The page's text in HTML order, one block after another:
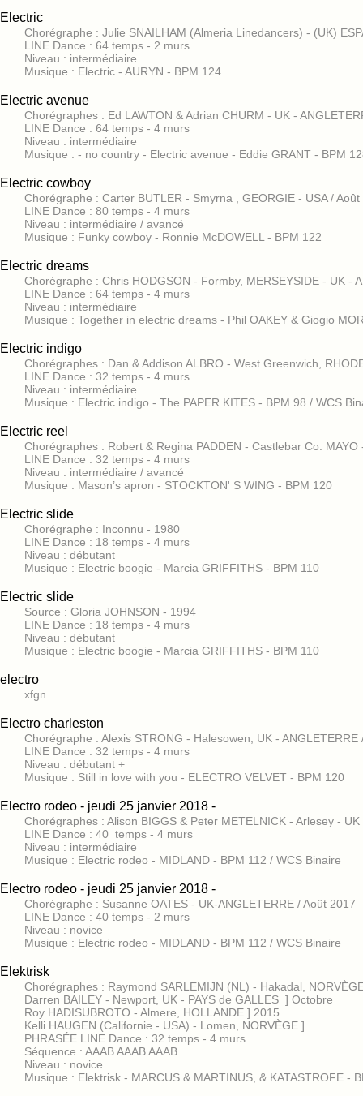
Electric
Chorégraphe : Julie SNAILHAM (Almeria Linedancers) - (UK)
LINE Dance : 64 temps - 2 murs
Niveau : intermédiaire
Musique : Electric - AURYN - BPM 124
Electric avenue
Chorégraphes : Ed LAWTON & Adrian CHURM - UK -
LINE Dance : 64 temps - 4 murs
Niveau : intermédiaire
Musique : - no country - Electric avenue - Eddie GRANT - BPM
Electric cowboy
Chorégraphe : Carter BUTLER - Smyrna , GEORGIE - USA / Août
LINE Dance : 80 temps - 4 murs
Niveau : intermédiaire / avancé
Musique : Funky cowboy - Ronnie McDOWELL - BPM 122
Electric dreams
Chorégraphe : Chris HODGSON - Formby, MERSEYSIDE - UK -
LINE Dance : 64 temps - 4 murs
Niveau : intermédiaire
Musique : Together in electric dreams - Phil OAKEY & Giogio
Electric indigo
Chorégraphes : Dan & Addison ALBRO - West Greenwich,
LINE Dance : 32 temps - 4 murs
Niveau : intermédiaire
Musique : Electric indigo - The PAPER KITES - BPM 98 / WCS
Electric reel
Chorégraphes : Robert & Regina PADDEN - Castlebar Co.
LINE Dance : 32 temps - 4 murs
Niveau : intermédiaire / avancé
Musique : Mason’s apron - STOCKTON' S WING - BPM 120
Electric slide
Chorégraphe : Inconnu - 1980
LINE Dance : 18 temps - 4 murs
Niveau : débutant
Musique : Electric boogie - Marcia GRIFFITHS - BPM 110
Electric slide
Source : Gloria JOHNSON - 1994
LINE Dance : 18 temps - 4 murs
Niveau : débutant
Musique : Electric boogie - Marcia GRIFFITHS - BPM 110
electro
xfgn
Electro charleston
Chorégraphe : Alexis STRONG - Halesowen, UK - ANGLETERRE
LINE Dance : 32 temps - 4 murs
Niveau : débutant +
Musique : Still in love with you - ELECTRO VELVET - BPM 120
Electro rodeo - jeudi 25 janvier 2018 -
Chorégraphes : Alison BIGGS & Peter METELNICK - Arlesey -
LINE Dance : 40 temps - 4 murs
Niveau : intermédiaire
Musique : Electric rodeo - MIDLAND - BPM 112 / WCS Binaire
Electro rodeo - jeudi 25 janvier 2018 -
Chorégraphe : Susanne OATES - UK-ANGLETERRE / Août 2017
LINE Dance : 40 temps - 2 murs
Niveau : novice
Musique : Electric rodeo - MIDLAND - BPM 112 / WCS Binaire
Elektrisk
Chorégraphes : Raymond SARLEMIJN (NL) - Hakadal,
Darren BAILEY - Newport, UK - PAYS de GALLES ] Octobre
Roy HADISUBROTO - Almere, HOLLANDE ] 2015
Kelli HAUGEN (Californie - USA) - Lomen, NORVÈGE ]
PHRASÉE LINE Dance : 32 temps - 4 murs
Séquence : AAAB AAAB AAAB
Niveau : novice
Musique : Elektrisk - MARCUS & MARTINUS, & KATASTROFE -